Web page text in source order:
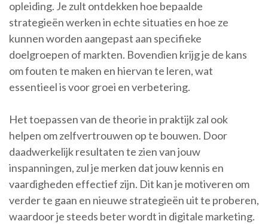
opleiding. Je zult ontdekken hoe bepaalde
strategieën werken in echte situaties en hoe ze
kunnen worden aangepast aan specifieke
doelgroepen of markten. Bovendien krijg je de kans
om fouten te maken en hiervan te leren, wat
essentieel is voor groei en verbetering.
Het toepassen van de theorie in praktijk zal ook
helpen om zelfvertrouwen op te bouwen. Door
daadwerkelijk resultaten te zien van jouw
inspanningen, zul je merken dat jouw kennis en
vaardigheden effectief zijn. Dit kan je motiveren om
verder te gaan en nieuwe strategieën uit te proberen,
waardoor je steeds beter wordt in digitale marketing.